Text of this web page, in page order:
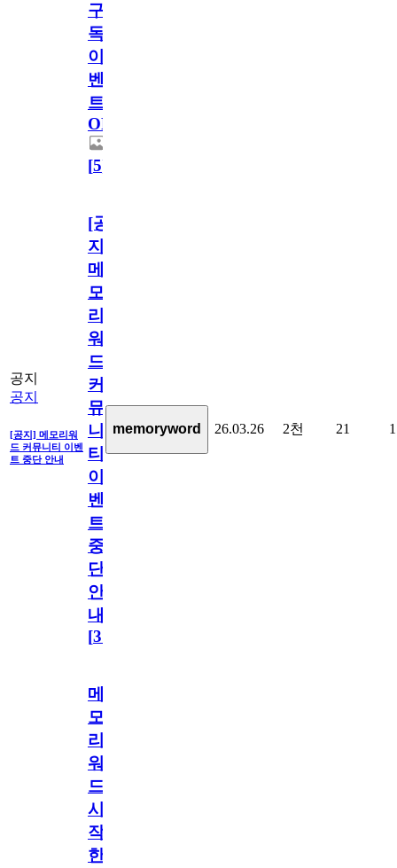
구
독
이
벤
트
OPEN!
[5]
공지
공지
[공지] 메모리워
드 커뮤니티 이벤
트 중단 안내
[공
지]
메
모
리
워
드
커
뮤
니
티
이
벤
트
중
단
안
내
[31
memoryword 26.03.26 2천 21 1
메
모
리
워
드
시
작
한